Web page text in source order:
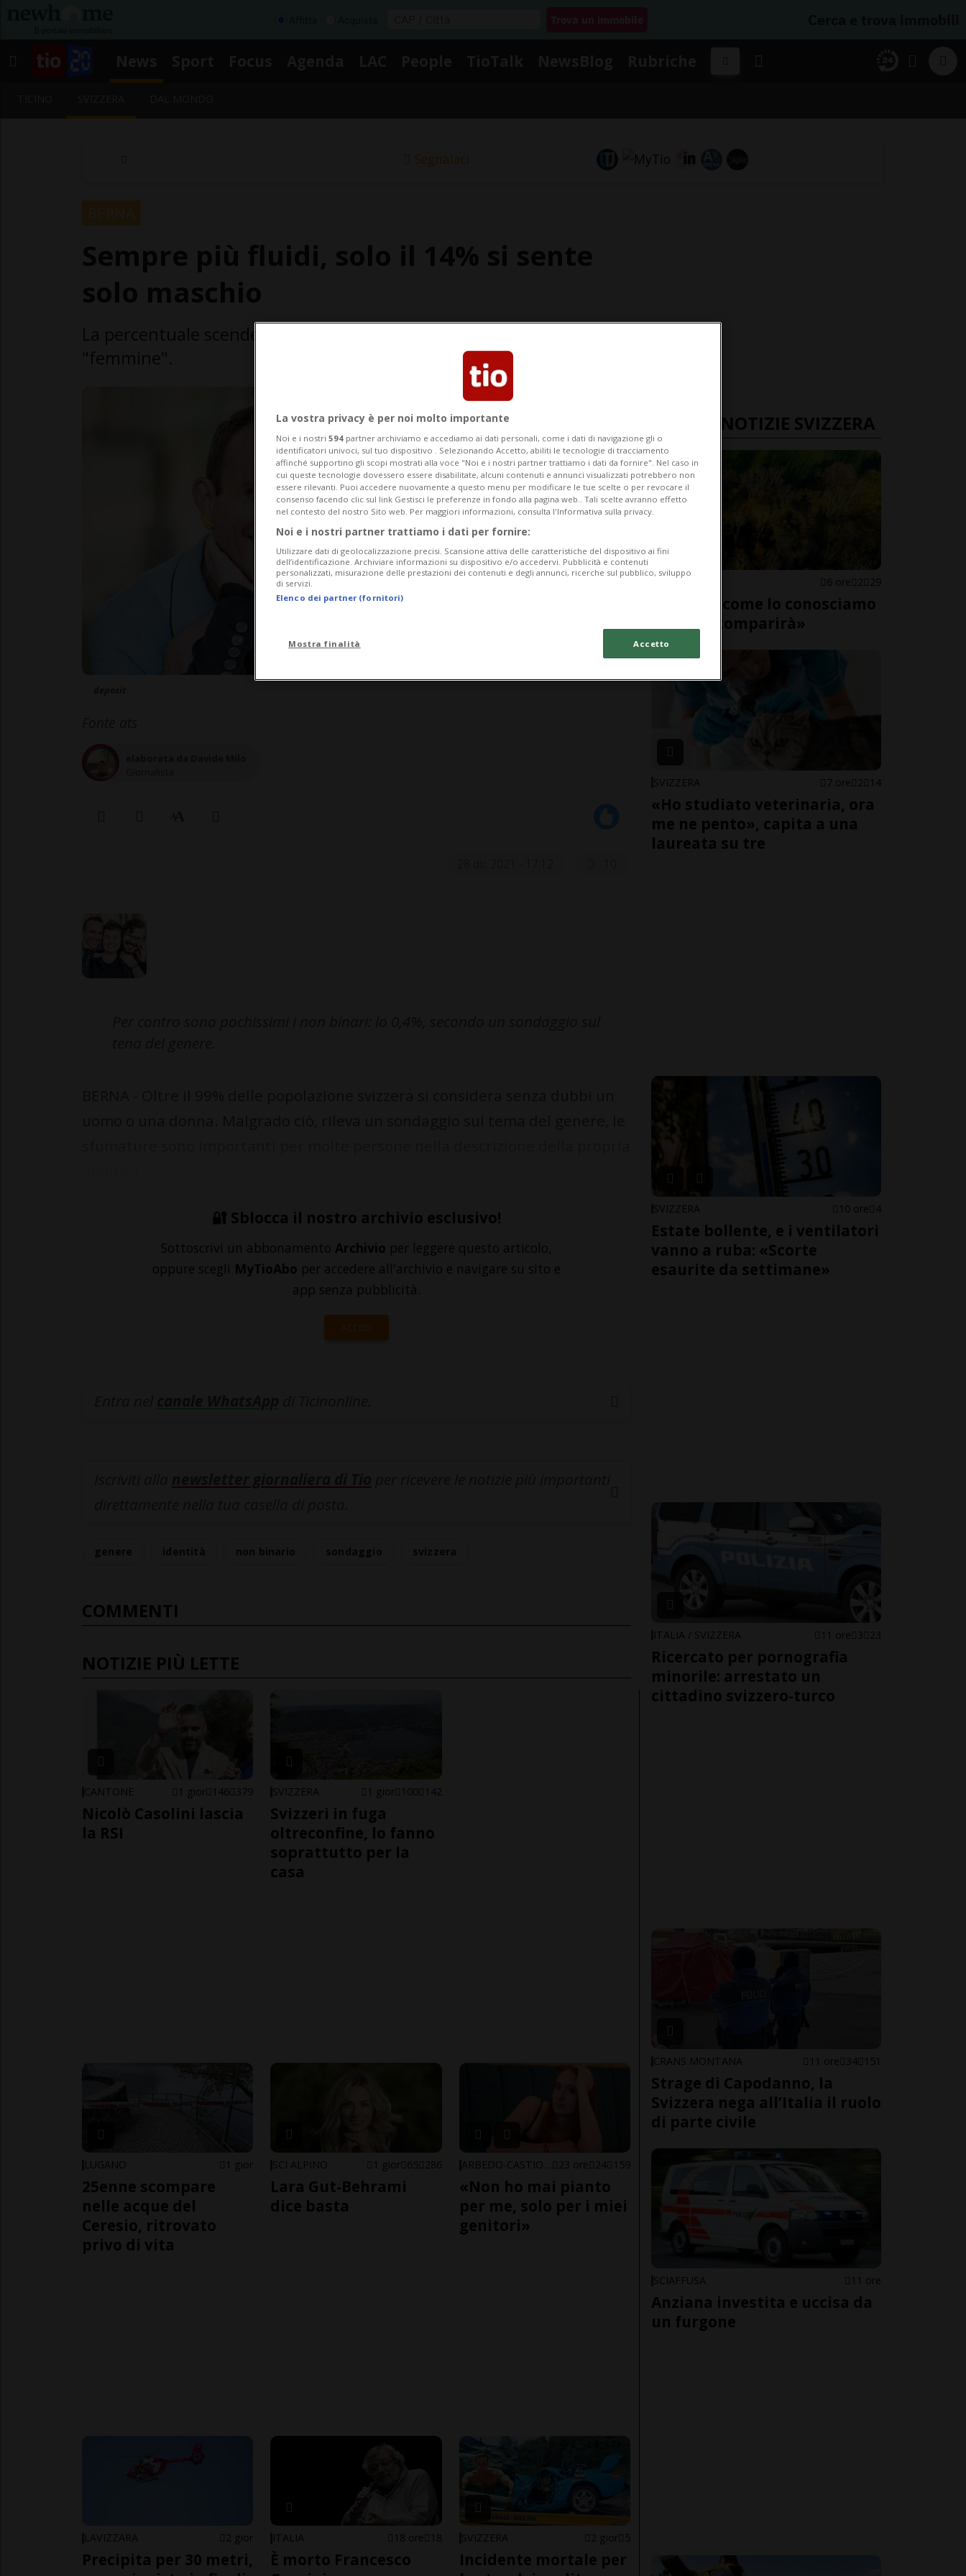
Segnalaci
🔐 Sblocca il nostro archivio esclusivo!
Sottoscrivi un abbonamento Archivio per leggere questo articolo,
oppure scegli MyTioAbo per accedere all'archivio e navigare su sito e
app senza pubblicità.
ACCEDI
COMMENTI
NOTIZIE PIÙ LETTE
CANTONE 1 gior 146 379
Nicolò Casolini lascia
la RSI
SVIZZERA 1 gior 100 142
Svizzeri in fuga
oltreconfine, lo fanno
soprattutto per la
casa
LUGANO 1 gior
25enne scompare
nelle acque del
Ceresio, ritrovato
privo di vita
SCI ALPINO 1 gior 65 286
Lara Gut-Behrami
dice basta
23 ore 24 159
«Non ho mai pianto
per me, solo per i miei
genitori»
LAVIZZARA 2 gior
Precipita per 30 metri,
ITALIA 18 ore 18
È morto Francesco
SVIZZERA 2 gior 5
Incidente mortale per
ULTIME NOTIZIE SVIZZERA
SVIZZERA 6 ore 2 29
«Il bosco come lo conosciamo
adesso scomparirà»
SVIZZERA 7 ore 2 14
«Ho studiato veterinaria, ora
me ne pento», capita a una
laureata su tre
SVIZZERA 10 ore 4
Estate bollente, e i ventilatori
vanno a ruba: «Scorte
esaurite da settimane»
ITALIA / SVIZZERA 11 ore 3 23
Ricercato per pornografia
minorile: arrestato un
cittadino svizzero-turco
CRANS MONTANA 11 ore 34 151
Strage di Capodanno, la
Svizzera nega all’Italia il ruolo
di parte civile
SCIAFFUSA 11 ore
Anziana investita e uccisa da
un furgone
La vostra privacy è per noi molto importante
Noi e i nostri 594 partner archiviamo e accediamo ai dati personali, come i dati di navigazione gli o
identificatori univoci, sul tuo dispositivo . Selezionando Accetto, abiliti le tecnologie di tracciamento
affinché supportino gli scopi mostrati alla voce "Noi e i nostri partner trattiamo i dati da fornire". Nel caso in
cui queste tecnologie dovessero essere disabilitate, alcuni contenuti e annunci visualizzati potrebbero non
essere rilevanti. Puoi accedere nuovamente a questo menu per modificare le tue scelte o per revocare il
consenso facendo clic sul link Gestisci le preferenze in fondo alla pagina web.. Tali scelte avranno effetto
nel contesto del nostro Sito web. Per maggiori informazioni, consulta l'Informativa sulla privacy.
Noi e i nostri partner trattiamo i dati per fornire:
Utilizzare dati di geolocalizzazione precisi. Scansione attiva delle caratteristiche del dispositivo ai fini
dell’identificazione. Archiviare informazioni su dispositivo e/o accedervi. Pubblicità e contenuti
personalizzati, misurazione delle prestazioni dei contenuti e degli annunci, ricerche sul pubblico, sviluppo
di servizi.
Elenco dei partner (fornitori)
Mostra finalità Accetto